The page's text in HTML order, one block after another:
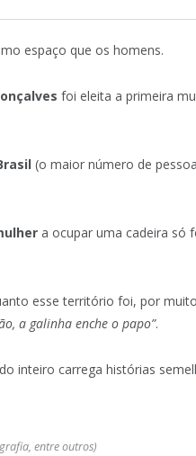
espaço que os homens.
foi eleita a primeira
(o maior número de
a ocupar uma cadeira só
esse território foi, por
a galinha enche o papo”.
inteiro carrega histórias
entre outros)